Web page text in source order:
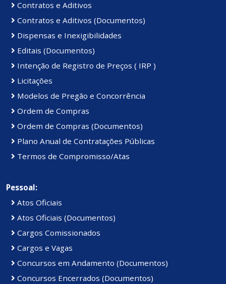
Contratos e Aditivos
Contratos e Aditivos (Documentos)
Dispensas e Inexigibilidades
Editais (Documentos)
Intenção de Registro de Preços ( IRP )
Licitações
Modelos de Pregão e Concorrência
Ordem de Compras
Ordem de Compras (Documentos)
Plano Anual de Contratações Públicas
Termos de Compromisso/Atas
Pessoal:
Atos Oficiais
Atos Oficiais (Documentos)
Cargos Comissionados
Cargos e Vagas
Concursos em Andamento (Documentos)
Concursos Encerrados (Documentos)